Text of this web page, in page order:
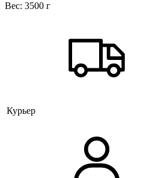
Веc: 3500 г
Курьер